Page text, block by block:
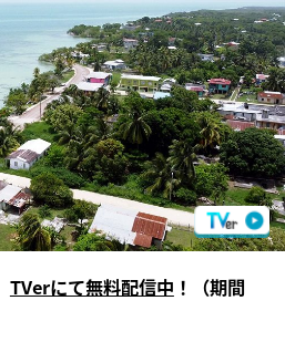
TVerにて無料配信中 ！（期間